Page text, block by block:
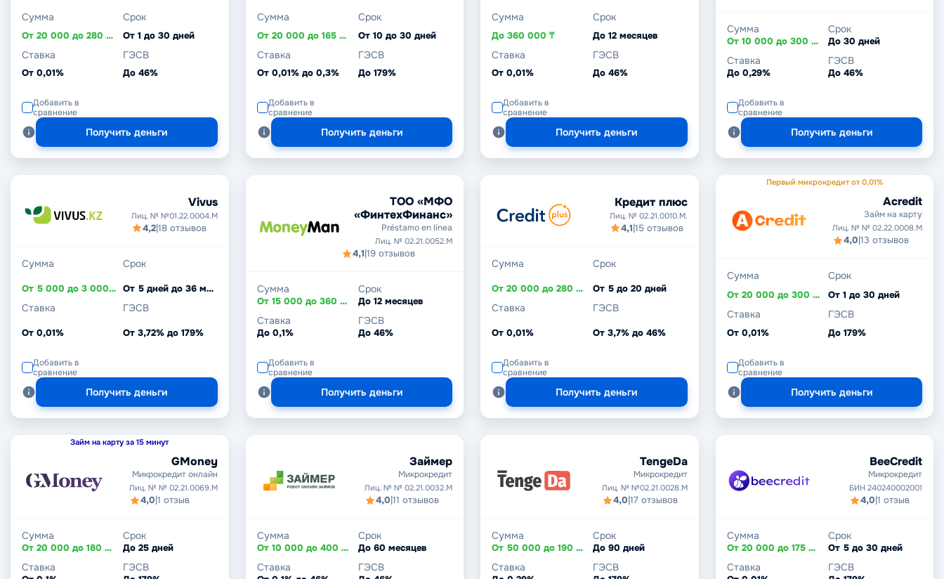
Сумма
От 20 000 до 280 000 ₸
Срок
От 1 до 30 дней
Ставка
От 0,01%
ГЭСВ
До 46%
Добавить в
сравнение
Получить деньги
Сумма
От 20 000 до 165 000 ₸
Срок
От 10 до 30 дней
Ставка
От 0,01% до 0,3%
ГЭСВ
До 179%
Добавить в
сравнение
Получить деньги
Сумма
До 360 000 ₸
Срок
До 12 месяцев
Ставка
От 0,01%
ГЭСВ
До 46%
Добавить в
сравнение
Получить деньги
Сумма
От 10 000 до 300 000 ₸
Срок
До 30 дней
Ставка
До 0,29%
ГЭСВ
До 46%
Добавить в
сравнение
Получить деньги
Vivus
Лиц. № №01.22.0004.M
4,2|18 отзывов
Сумма
От 5 000 до 3 000 000 ₸
Срок
От 5 дней до 36 месяцев
Ставка
От 0,01%
ГЭСВ
От 3,72% до 179%
Добавить в
сравнение
Получить деньги
ТОО «МФО
«ФинтехФинанс»
Préstamo en línea
Лиц. № 02.21.0052.М
4,1|19 отзывов
Сумма
От 15 000 до 360 000 ₸
Срок
До 12 месяцев
Ставка
До 0,1%
ГЭСВ
До 46%
Добавить в
сравнение
Получить деньги
Кредит плюс
Лиц. № 02.21.0010.M.
4,1|15 отзывов
Сумма
От 20 000 до 280 000 ₸
Срок
От 5 до 20 дней
Ставка
От 0,01%
ГЭСВ
От 3,7% до 46%
Добавить в
сравнение
Получить деньги
Первый микрокредит от 0,01%
Acredit
Займ на карту
Лиц. № № 02.22.0008.М
4,0|13 отзывов
Сумма
От 20 000 до 300 000 ₸
Срок
От 1 до 30 дней
Ставка
От 0,01%
ГЭСВ
До 179%
Добавить в
сравнение
Получить деньги
Займ на карту за 15 минут
GMoney
Микрокредит онлайн
Лиц. № № 02.21.0069.M
4,0|1 отзыв
Сумма
От 20 000 до 180 000 ₸
Срок
До 25 дней
Ставка ГЭСВ
Займер
Микрокредит
Лиц. № № 02.21.0032.М
4,0|11 отзывов
Сумма
От 10 000 до 400 000 ₸
Срок
До 60 месяцев
Ставка ГЭСВ
TengeDa
Микрокредит
Лиц. № №02.21.0028.M
4,0|17 отзывов
Сумма
От 50 000 до 190 000 ₸
Срок
До 90 дней
Ставка ГЭСВ
BeeCredit
Микрокредит
БИН 240240002001
4,0|1 отзыв
Сумма
От 20 000 до 175 000 ₸
Срок
От 5 до 30 дней
Ставка ГЭСВ